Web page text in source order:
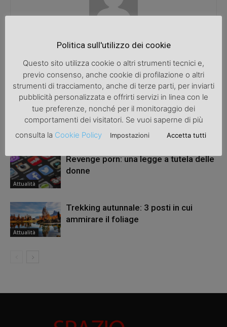
ARTICOLI CORRELATI ALTRO DALL'AUTORE
Attualità
Una bicicletta da donna per migliorare
la salute
Attualità
Revenge porn: una legge a tutela delle
donne
Attualità
Trekking autunnale: 3 posti in cui
ammirare il foliage
Politica sull'utilizzo dei cookie
Questo sito utilizza cookie o altri strumenti tecnici e,
previo consenso, anche cookie di profilazione o altri
strumenti di tracciamento, anche di terze parti, per inviarti
pubblicità personalizzata e offrirti servizi in linea con le
tue preferenze, nonché per il monitoraggio dei
comportamenti dei visitatori. Se vuoi saperne di più
consulta la Cookie Policy Impostazioni Accetta tutti